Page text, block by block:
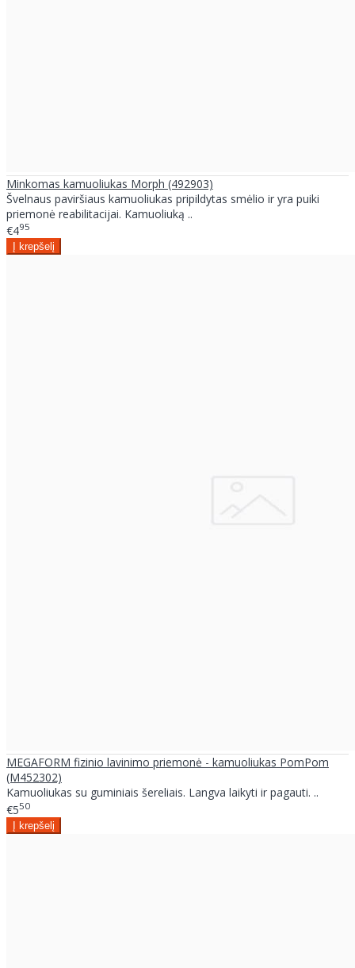
Minkomas kamuoliukas Morph (492903)
Švelnaus paviršiaus kamuoliukas pripildytas smėlio ir yra puiki
priemonė reabilitacijai. Kamuoliuką ..
€495
MEGAFORM fizinio lavinimo priemonė - kamuoliukas PomPom
(M452302)
Kamuoliukas su guminiais šereliais. Langva laikyti ir pagauti. ..
€550